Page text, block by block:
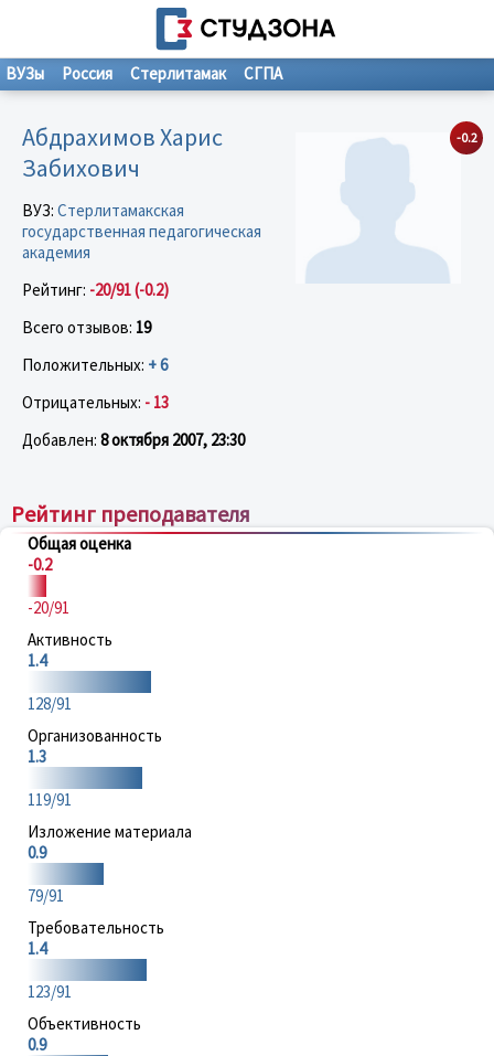
ВУЗы Россия Стерлитамак СГПА
-0.2
Абдрахимов Харис
Забихович
ВУЗ: Стерлитамакская
государственная педагогическая
академия
Рейтинг: -20/91 (-0.2)
Всего отзывов: 19
Положительных: + 6
Отрицательных: - 13
Добавлен: 8 октября 2007, 23:30
Рейтинг преподавателя
Общая оценка
-0.2
-20/91
Активность
1.4
128/91
Организованность
1.3
119/91
Изложение материала
0.9
79/91
Требовательность
1.4
123/91
Объективность
0.9